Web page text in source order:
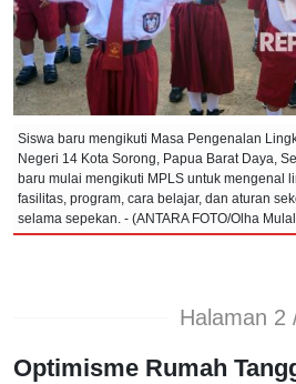
Siswa baru mengikuti Masa Pengenalan
Negeri 14 Kota Sorong, Papua Barat Daya,
baru mulai mengikuti MPLS untuk mengenal
fasilitas, program, cara belajar, dan aturan
selama sepekan. - (ANTARA FOTO/Olha
Halaman 2
Optimisme Rumah